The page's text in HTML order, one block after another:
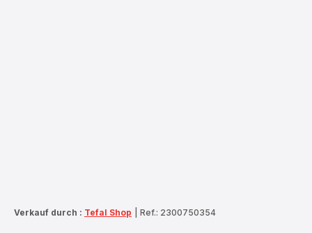
Verkauf durch : Tefal Shop Ref.: 2300750354